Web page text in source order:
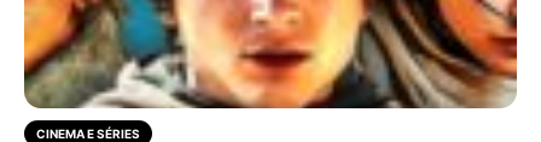
CINEMA E SÉRIES